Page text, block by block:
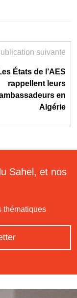
suivante
États de l’AES
rappellent leurs
en
Algérie
Sahel, et nos
thématiques